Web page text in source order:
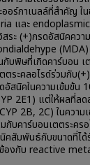
อร์กาเนลล์ที่สำคัญ ใ
และ
ระ (+)กรดอัสนิคควา
บพิษที่เกิดคาร์บอน เ
ตระคลอไรด์ร่วมกับ
สนิคในความเข้มข้น
2E1) แต่ให้ผลที่ล
2B, 2C) ในความ
บคาร์บอนเตตระครอ
สัมพันธ์กับขนาดที่ได้
ข้องกับ reactive